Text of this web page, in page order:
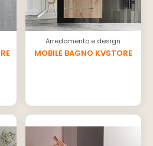
Arredamento e design
MOBILE BAGNO KVSTORE